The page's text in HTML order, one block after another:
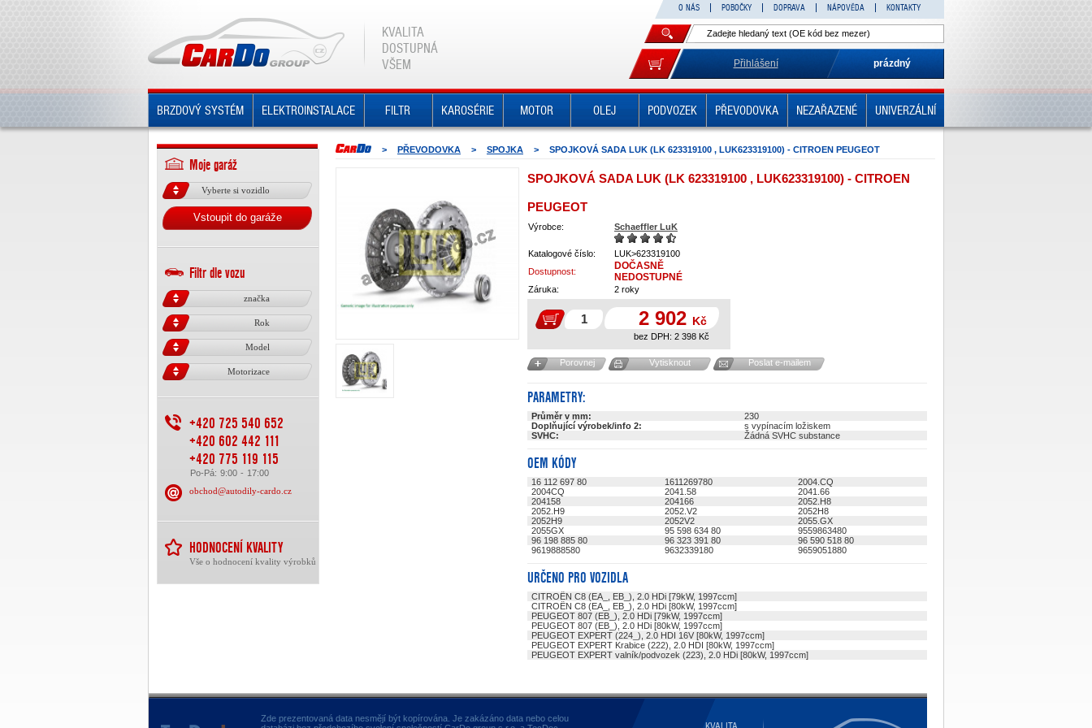
KVALITA
DOSTUPNÁ
VŠEM
O NÁS POBOČKY DOPRAVA NÁPOVĚDA KONTAKTY
Přihlášení prázdný
BRZDOVÝ SYSTÉM ELEKTROINSTALACE FILTR KAROSÉRIE MOTOR OLEJ PODVOZEK PŘEVODOVKA NEZAŘAZENÉ UNIVERZÁLNÍ
> PŘEVODOVKA > SPOJKA > SPOJKOVÁ SADA LUK (LK 623319100 , LUK623319100) - CITROEN PEUGEOT
SPOJKOVÁ SADA LUK (LK 623319100 , LUK623319100) - CITROEN
PEUGEOT
Výrobce: Schaeffler LuK
Katalogové číslo:
LUK>623319100
Dostupnost:
DOČASNĚ
NEDOSTUPNÉ
Záruka: 2 roky
2 902 Kč
bez DPH: 2 398 Kč
Porovnej Vytisknout Poslat e-mailem
PARAMETRY:
Průměr v mm:
230
Doplňující výrobek/info 2:
s vypínacím ložiskem
SVHC:
Žádná SVHC substance
OEM KÓDY
16 112 697 80 1611269780
2004.CQ
2004CQ
2041.58
2041.66
204158
204166
2052.H8
2052.H9
2052.V2
2052H8
2052H9
2052V2
2055.GX
2055GX
95 598 634 80
9559863480
96 198 885 80
96 323 391 80
96 590 518 80
9619888580
9632339180 9659051880
URČENO PRO VOZIDLA
CITROËN C8 (EA_, EB_), 2.0 HDi [79kW, 1997ccm]
CITROËN C8 (EA_, EB_), 2.0 HDi [80kW, 1997ccm]
PEUGEOT 807 (EB_), 2.0 HDi [79kW, 1997ccm]
PEUGEOT 807 (EB_), 2.0 HDi [80kW, 1997ccm]
PEUGEOT EXPERT (224_), 2.0 HDI 16V [80kW, 1997ccm]
PEUGEOT EXPERT Krabice (222), 2.0 HDI [80kW, 1997ccm]
PEUGEOT EXPERT valník/podvozek (223), 2.0 HDi [80kW, 1997ccm]
Moje garáž
Vyberte si vozidlo
Vstoupit do garáže
Filtr dle vozu
značka
Rok
Model
Motorizace
+420 725 540 652
+420 602 442 111
+420 775 119 115
Po-Pá: 9:00 - 17:00
obchod@autodily-cardo.cz
HODNOCENÍ KVALITY
Vše o hodnocení kvality výrobků
Zde prezentovaná data nesmějí být kopírována. Je zakázáno data nebo celou